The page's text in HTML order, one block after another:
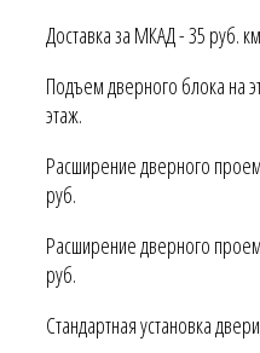
Доставка за МКАД - 35 руб.
Подъем дверного блока на
этаж.
Расширение дверного
руб.
Расширение дверного
руб.
Стандартная установка